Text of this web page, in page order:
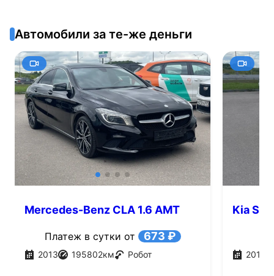
Автомобили за те-же деньги
Mercedes-Benz CLA 1.6 AMT
Платеж в сутки от 673 ₽
2013 195802км Робот
Kia
2017